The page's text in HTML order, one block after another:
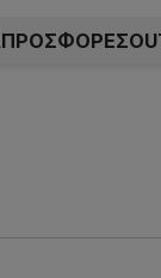
ΠΡΟΣΦΟΡΕΣ